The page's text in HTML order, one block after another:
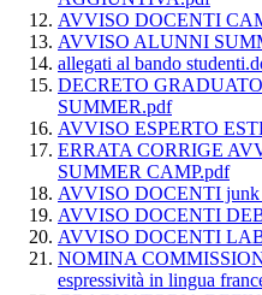
AVVISO DOCENTI
AVVISO ALUNNI
allegati al bando
DECRETO
SUMMER.pdf
AVVISO ESPERTO
ERRATA CORRIGE
SUMMER CAMP.pdf
AVVISO DOCENTI junk
AVVISO DOCENTI
AVVISO DOCENTI
NOMINA
espressività in lingua